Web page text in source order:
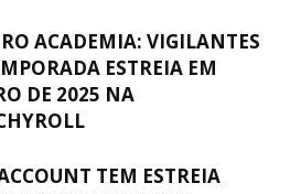
ACADEMIA: VIGILANTES
ESTREIA EM
DE 2025 NA
TEM ESTREIA